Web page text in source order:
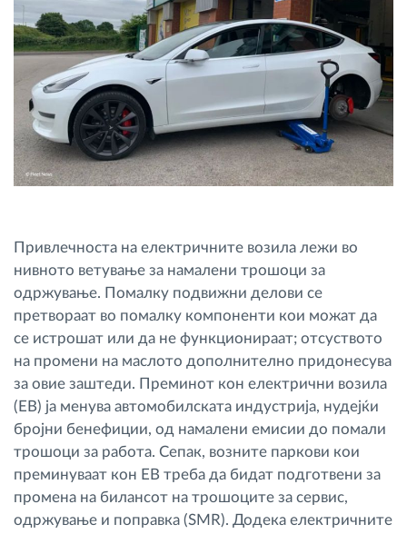
Како ја решаваме
Калкулатор за заштеди
Привлечноста на електричните возила лежи во
нивното ветување за намалени трошоци за
одржување. Помалку подвижни делови се
претвораат во помалку компоненти кои можат да
се истрошат или да не функционираат; отсуството
на промени на маслото дополнително придонесува
за овие заштеди. Преминот кон електрични возила
(ЕВ) ја менува автомобилската индустрија, нудејќи
бројни бенефиции, од намалени емисии до помали
трошоци за работа. Сепак, возните паркови кои
преминуваат кон ЕВ треба да бидат подготвени за
промена на билансот на трошоците за сервис,
одржување и поправка (SMR). Додека електричните